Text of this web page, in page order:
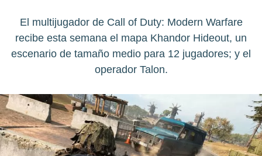
El multijugador de Call of Duty: Modern Warfare
recibe esta semana el mapa Khandor Hideout, un
escenario de tamaño medio para 12 jugadores; y el
operador Talon.